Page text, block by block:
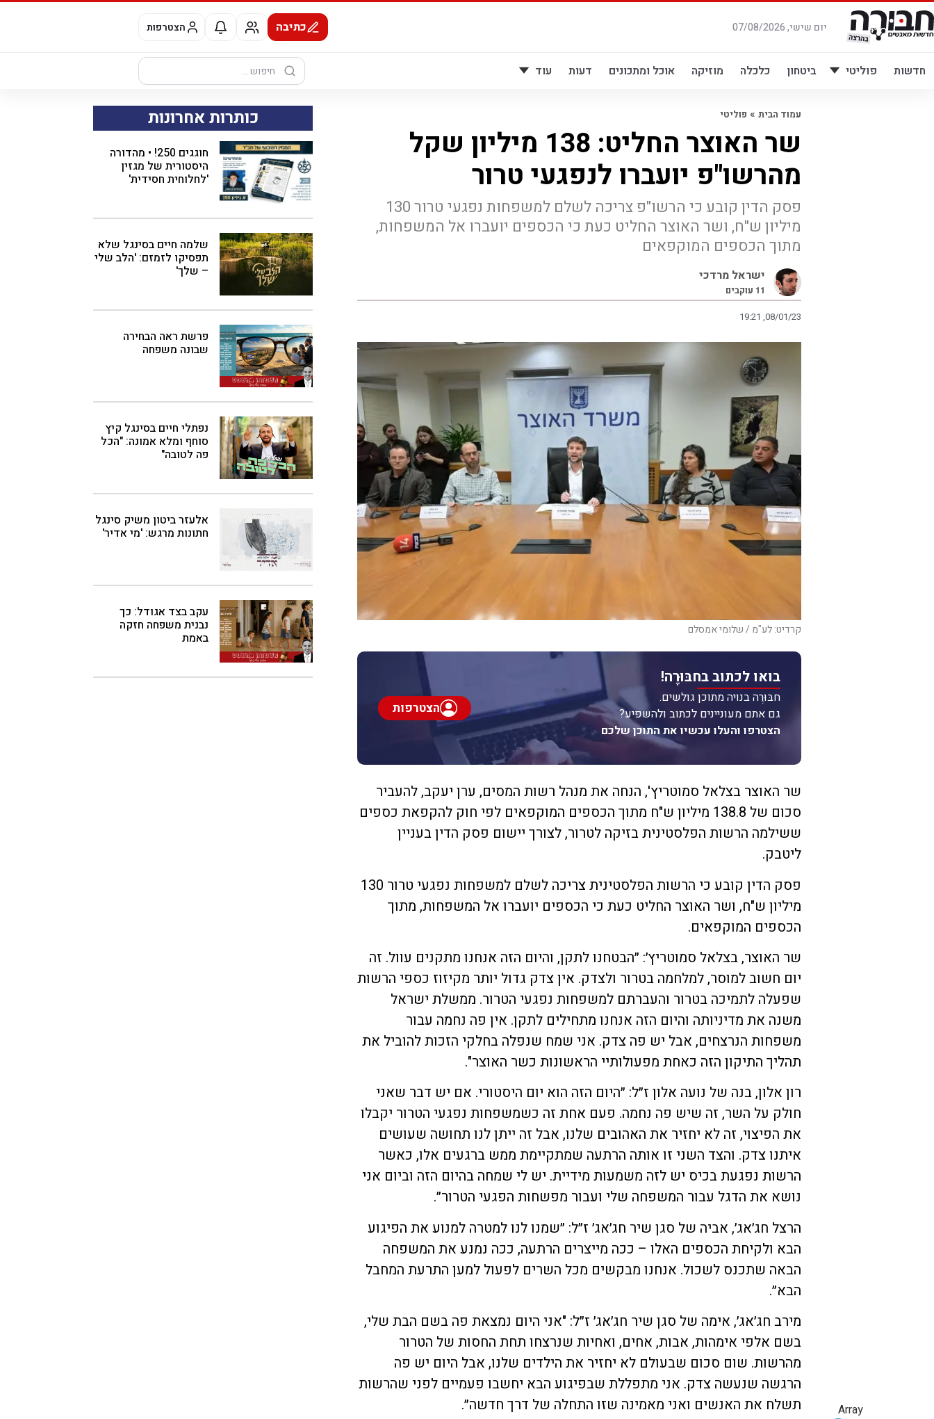
דלג
לתוכן
יום שישי, 07/08/2026 כתיבה הצטרפות
חדשות פוליטי ביטחון כלכלה מוזיקה אוכל ומתכונים דעות עוד
חיפוש:
Array
עמוד הבית » פוליטי
שר האוצר החליט: 138 מיליון שקל
מהרשו"פ יועברו לנפגעי טרור
פסק הדין קובע כי הרשו"פ צריכה לשלם למשפחות נפגעי טרור 130
מיליון ש"ח, ושר האוצר החליט כעת כי הכספים יועברו אל המשפחות,
מתוך הכספים המוקפאים
ישראל מרדכי
11 עוקבים
19:21 ,08/01/23
קרדיט: לע"מ / שלומי אמסלם
בואו לכתוב בחבּוּרֶה!
חבּוּרֶה בנויה מתוכן גולשים.
גם אתם מעוניינים לכתוב ולהשפיע?
הצטרפו והעלו עכשיו את התוכן שלכם
הצטרפות
שר האוצר בצלאל סמוטריץ', הנחה את מנהל רשות המסים, ערן יעקב, להעביר
סכום של 138.8 מיליון ש"ח מתוך הכספים המוקפאים לפי חוק להקפאת כספים
ששילמה הרשות הפלסטינית בזיקה לטרור, לצורך יישום פסק הדין בעניין
ליטבק.
פסק הדין קובע כי הרשות הפלסטינית צריכה לשלם למשפחות נפגעי טרור 130
מיליון ש"ח, ושר האוצר החליט כעת כי הכספים יועברו אל המשפחות, מתוך
הכספים המוקפאים.
שר האוצר, בצלאל סמוטריץ׳: ״הבטחנו לתקן, והיום הזה אנחנו מתקנים עוול. זה
יום חשוב למוסר, למלחמה בטרור ולצדק. אין צדק גדול יותר מקיזוז כספי הרשות
שפעלה לתמיכה בטרור והעברתם למשפחות נפגעי הטרור. ממשלת ישראל
משנה את מדיניותה והיום הזה אנחנו מתחילים לתקן. אין פה נחמה עבור
משפחות הנרצחים, אבל יש פה צדק. אני שמח שנפלה בחלקי הזכות להוביל את
תהליך התיקון הזה כאחת מפעולותיי הראשונות כשר האוצר".
רון אלון, בנה של נועה אלון ז״ל: ״היום הזה הוא יום היסטורי. אם יש דבר שאני
חולק על השר, זה שיש פה נחמה. פעם אחת זה כשמשפחות נפגעי הטרור יקבלו
את הפיצוי, זה לא יחזיר את האהובים שלנו, אבל זה ייתן לנו תחושה שעושים
איתנו צדק. והצד השני זו אותה הרתעה שמתקיימת ממש ברגעים אלו, כאשר
הרשות נפגעת בכיס יש לזה משמעות מידיית. יש לי שמחה בהיום הזה וביום אני
נושא את הדגל עבור המשפחה שלי ועבור מפשחות הפגעי הטרור״.
הרצל חג׳אג׳, אביה של סגן שיר חג׳אג׳ ז״ל: ״שמנו לנו למטרה למנוע את הפיגוע
הבא ולקיחת הכספים האלו – ככה מייצרים הרתעה, ככה נמנע את המשפחה
הבאה שתכנס לשכול. אנחנו מבקשים מכל השרים לפעול למען התרעת המחבל
הבא״.
מירב חג׳אג׳, אימה של סגן שיר חג׳אג׳ ז״ל: "אני היום נמצאת פה בשם הבת שלי,
בשם אלפי אימהות, אבות, אחים, ואחיות שנרצחו תחת החסות של הטרור
מהרשות. שום סכום שבעולם לא יחזיר את הילדים שלנו, אבל היום יש פה
הרגשה שנעשה צדק. אני מתפללת שבפיגוע הבא יחשבו פעמיים לפני שהרשות
תשלח את האנשים ואני מאמינה שזו התחלה של דרך חדשה״.
כותרות אחרונות
חוגגים 250! • מהדורה
היסטורית של מגזין
'לחלוחית חסידית'
שלמה חיים בסינגל שלא
תפסיקו לזמזם: 'הלב שלי
– שלך'
פרשת ראה הבחירה
שבונה משפחה
נפתלי חיים בסינגל קיץ
סוחף ומלא אמונה: "הכל
פה לטובה"
אלעזר ביטון משיק סינגל
חתונות מרגש: 'מי אדיר'
עקב בצד אגודל: כך
נבנית משפחה חזקה
באמת